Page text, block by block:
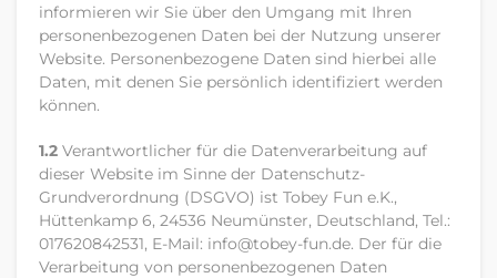
informieren wir Sie über den Umgang mit Ihren
personenbezogenen Daten bei der Nutzung unserer
Website. Personenbezogene Daten sind hierbei alle
Daten, mit denen Sie persönlich identifiziert werden
können.
1.2 Verantwortlicher für die Datenverarbeitung auf
dieser Website im Sinne der Datenschutz-
Grundverordnung (DSGVO) ist Tobey Fun e.K.,
Hüttenkamp 6, 24536 Neumünster, Deutschland, Tel.:
017620842531, E-Mail: info@tobey-fun.de. Der für die
Verarbeitung von personenbezogenen Daten